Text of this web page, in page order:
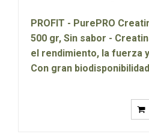
PROFIT - PurePRO
500 gr, Sin sabor -
el rendimiento, la fuerza
Con gran biodisponibilidad